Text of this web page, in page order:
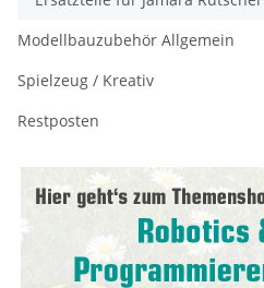
Modellbauzubehör Allgemein
Spielzeug / Kreativ
Restposten